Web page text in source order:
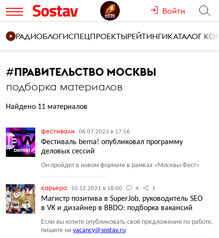
Войти
РАДИОБЛОГИСПЕЦПРОЕКТЫРЕЙТИНГИКАТАЛОГ
#ПРАВИТЕЛЬСТВО МОСКВЫ
подборка материалов
Найдено 11 материалов
фестивали 06.07.2023 в 17:56
Фестиваль bema! опубликовал программу
деловых сессий
Он пройдет в новом формате в рамках «Москвы Фест»
карьера 10.12.2021 в 18:00 4 1
Магистр позитива в SuperJob, руководитель SEO
в VK и дизайнер в BBDO: подборка вакансий
Если вы хотите опубликовать своё предложение по работе,
пишите на vacancy@sostav.ru